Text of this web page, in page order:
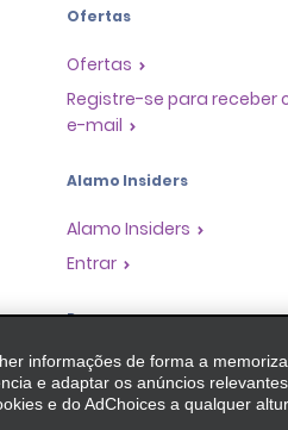
Ofertas
Ofertas
Registre-se para receber
e-mail
Alamo Insiders
Alamo Insiders
Entrar
Programas
Programa de Premiação
Parceiros
informações de forma a
e adaptar os anúncios relevantes
e do AdChoices a qualquer